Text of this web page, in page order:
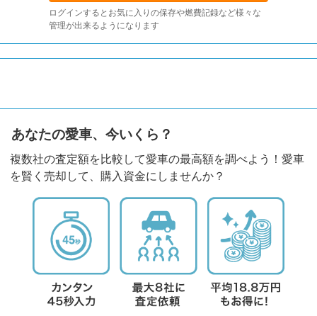
ログインするとお気に入りの保存や燃費記録など様々な
管理が出来るようになります
あなたの愛車、今いくら？
複数社の査定額を比較して愛車の最高額を調べよう！愛車
を賢く売却して、購入資金にしませんか？